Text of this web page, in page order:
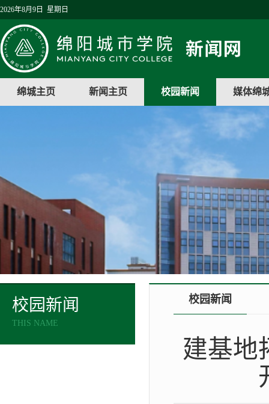
2026年8月9日 星期日
绵城主页 新闻主页 校园新闻 媒体绵
校园新闻
THIS NAME
校园新闻
建基